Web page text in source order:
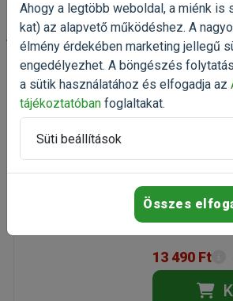
-30%
FURminator
Dog XL
Aljszőr
Kiszerelés: 1
Gyártó:
Egységár: 13
Raktáron
13 490 Ft
Ahogy a legtöbb weboldal, a miénk is
kat) az alapvető működéshez. A
élmény érdekében marketing jellegű
engedélyezhet. A böngészés
a sütik használatához és elfogadja az
tájékoztatóban foglaltakat.
Süti beállítások
Összes